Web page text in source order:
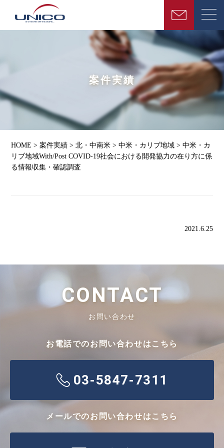
案件実績
HOME >案件実績 >北・中南米 >中米・カリブ地域 >中米・カ
リブ地域With/Post COVID-19社会における開発協力の在り方に係
る情報収集・確認調査
2021.6.25
CONTACT
お問い合わせ
お電話でのお問い合わせはこちら
03-5847-7311
メールでのお問い合わせはこちら